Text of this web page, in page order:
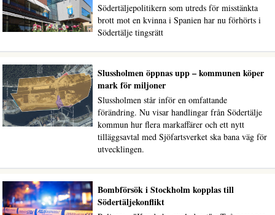
Södertäljepolitikern som utreds för misstänkta
brott mot en kvinna i Spanien har nu förhörts i
Södertälje tingsrätt
Slussholmen öppnas upp – kommunen köper
mark för miljoner
Slussholmen står inför en omfattande
förändring. Nu visar handlingar från Södertälje
kommun hur flera markaffärer och ett nytt
tilläggsavtal med Sjöfartsverket ska bana väg för
utvecklingen.
Bombförsök i Stockholm kopplas till
Södertäljekonflikt